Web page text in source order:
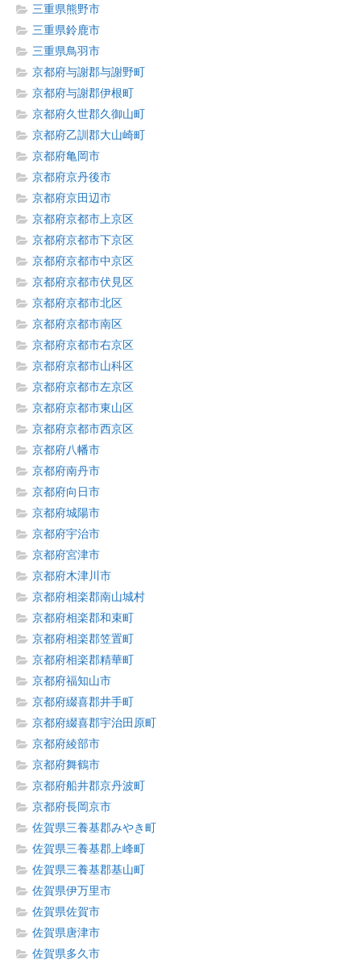
三重県熊野市
三重県鈴鹿市
三重県鳥羽市
京都府与謝郡与謝野町
京都府与謝郡伊根町
京都府久世郡久御山町
京都府乙訓郡大山崎町
京都府亀岡市
京都府京丹後市
京都府京田辺市
京都府京都市上京区
京都府京都市下京区
京都府京都市中京区
京都府京都市伏見区
京都府京都市北区
京都府京都市南区
京都府京都市右京区
京都府京都市山科区
京都府京都市左京区
京都府京都市東山区
京都府京都市西京区
京都府八幡市
京都府南丹市
京都府向日市
京都府城陽市
京都府宇治市
京都府宮津市
京都府木津川市
京都府相楽郡南山城村
京都府相楽郡和束町
京都府相楽郡笠置町
京都府相楽郡精華町
京都府福知山市
京都府綴喜郡井手町
京都府綴喜郡宇治田原町
京都府綾部市
京都府舞鶴市
京都府船井郡京丹波町
京都府長岡京市
佐賀県三養基郡みやき町
佐賀県三養基郡上峰町
佐賀県三養基郡基山町
佐賀県伊万里市
佐賀県佐賀市
佐賀県唐津市
佐賀県多久市